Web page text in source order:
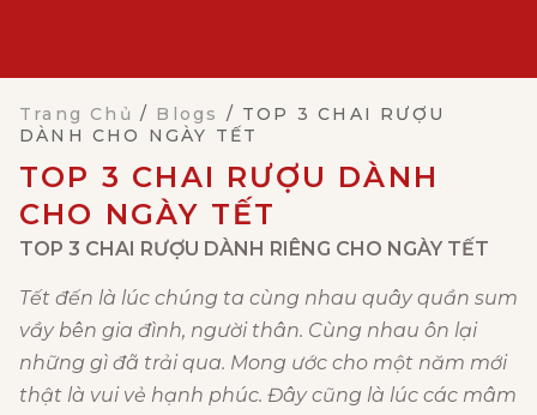
Trang Chủ / Blogs / TOP 3 CHAI RƯỢU
DÀNH CHO NGÀY TẾT
TOP 3 CHAI RƯỢU DÀNH
CHO NGÀY TẾT
TOP 3 CHAI RƯỢU DÀNH RIÊNG CHO NGÀY TẾT
Tết đến là lúc chúng ta cùng nhau quây quần sum
vầy bên gia đình, người thân. Cùng nhau ôn lại
những gì đã trải qua. Mong ước cho một năm mới
thật là vui vẻ hạnh phúc. Đây cũng là lúc các mâm